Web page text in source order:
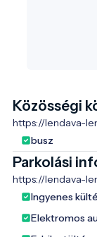
Közösségi
https://lendava-
busz
Parkolási
https://lendava-
Ingyenes
Elektromos